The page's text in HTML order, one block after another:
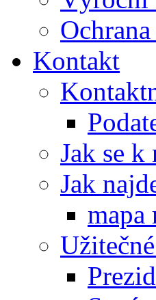
Kontakt
Jak se k
Jak
mapa